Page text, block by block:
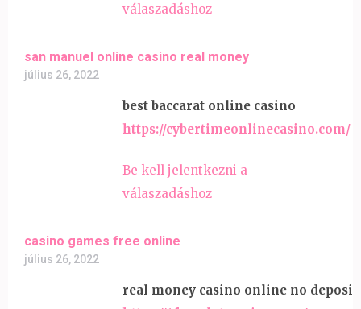
válaszadáshoz
san manuel online casino real money
július 26, 2022
best baccarat online casino
https://cybertimeonlinecasino.com/
Be kell jelentkezni a
válaszadáshoz
casino games free online
július 26, 2022
real money casino online no deposit